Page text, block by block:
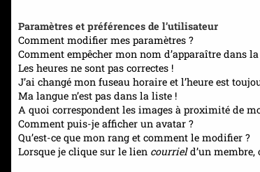
Paramètres et préférences de l’utilisateur
Comment modifier mes paramètres ?
Comment empêcher mon nom d’apparaître dans
Les heures ne sont pas correctes !
J’ai changé mon fuseau horaire et l’heure est
Ma langue n’est pas dans la liste !
A quoi correspondent les images à proximité de
Comment puis-je afficher un avatar ?
Qu’est-ce que mon rang et comment le modifier ?
Lorsque je clique sur le lien courrield’un membre,